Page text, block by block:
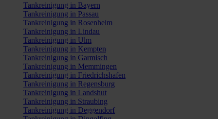
Tankreinigung in Bayern
Tankreinigung in Passau
Tankreinigung in Rosenheim
Tankreinigung in Lindau
Tankreinigung in Ulm
Tankreinigung in Kempten
Tankreinigung in Garmisch
Tankreinigung in Memmingen
Tankreinigung in Friedrichshafen
Tankreinigung in Regensburg
Tankreinigung in Landshut
Tankreinigung in Straubing
Tankreinigung in Deggendorf